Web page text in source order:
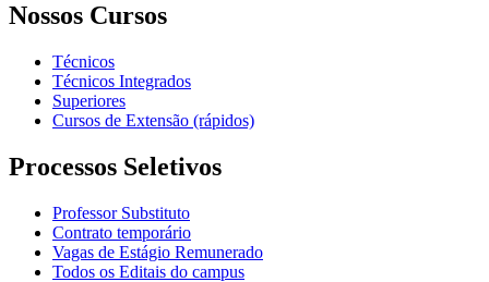
Nossos Cursos
Técnicos
Técnicos Integrados
Superiores
Cursos de Extensão (rápidos)
Processos Seletivos
Professor Substituto
Contrato temporário
Vagas de Estágio Remunerado
Todos os Editais do campus